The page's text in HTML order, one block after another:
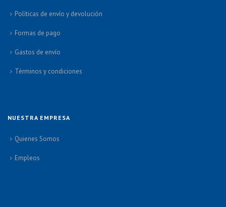
Políticas de envío y devolución
Formas de pago
Gastos de envío
Términos y condiciones
NUESTRA EMPRESA
Quienes Somos
Empleos